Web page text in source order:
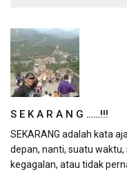
S E K A R A N G ……!!!
SEKARANG adalah kata
depan, nanti, suatu
kegagalan, atau tidak